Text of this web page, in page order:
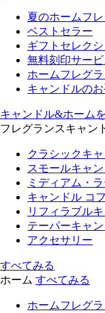
夏のホームフ
ベストセラー
ギフトセレク
無料刻印サービ
ホームフレグ
キャンドルの
キャンドル&ホーム
フレグランスキャン
クラシックキ
スモールキャ
ミディアム・
キャンドル コ
リフィラブル
テーパーキャ
アクセサリー
すべてみる
ホーム すべてみる
ホームフレグ